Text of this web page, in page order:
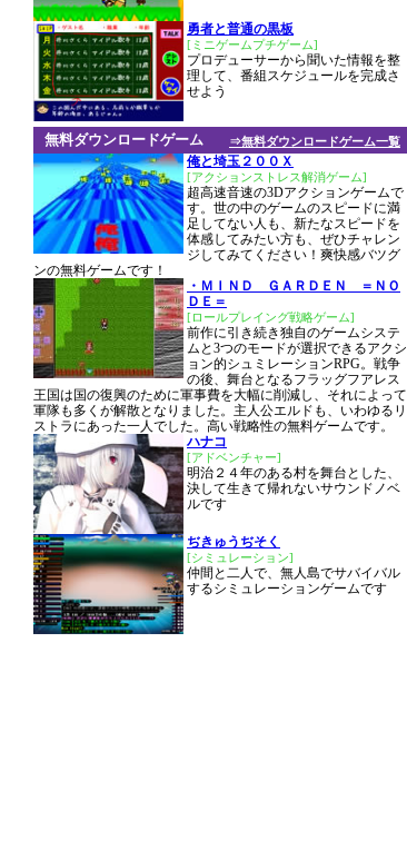
勇者と普通の黒板
[ミニゲームプチゲーム]
プロデューサーから聞いた情報を整
理して、番組スケジュールを完成さ
せよう
⇒無料ダウンロードゲーム一覧
無料ダウンロードゲーム
俺と埼玉２００Ｘ
[アクションストレス解消ゲーム]
超高速音速の3Dアクションゲームで
す。世の中のゲームのスピードに満
足してない人も、新たなスピードを
体感してみたい方も、ぜひチャレン
ジしてみてください！爽快感バツグ
ンの無料ゲームです！
・ＭＩＮＤ ＧＡＲＤＥＮ ＝ＮＯ
ＤＥ＝
[ロールプレイング戦略ゲーム]
前作に引き続き独自のゲームシステ
ムと3つのモードが選択できるアクシ
ョン的シュミレーションRPG。戦争
の後、舞台となるフラッグフアレス
王国は国の復興のために軍事費を大幅に削減し、それによって
軍隊も多くが解散となりました。主人公エルドも、いわゆるリ
ストラにあった一人でした。高い戦略性の無料ゲームです。
ハナコ
[アドベンチャー]
明治２４年のある村を舞台とした、
決して生きて帰れないサウンドノベ
ルです
ぢきゅうぢそく
[シミュレーション]
仲間と二人で、無人島でサバイバル
するシミュレーションゲームです